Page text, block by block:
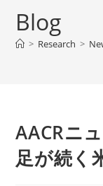
Blog
> Research >
AACRニ
足が続く